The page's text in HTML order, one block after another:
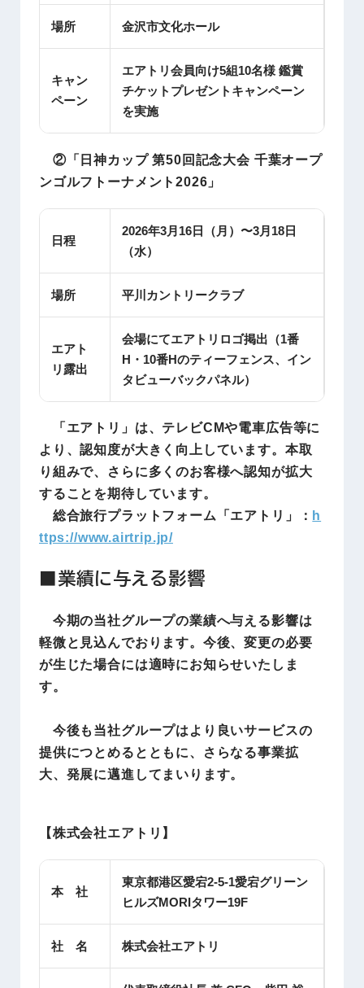
場所 金沢市文化ホール
キャン
ペーン
エアトリ会員向け5組10名様 鑑賞
チケットプレゼントキャンペーン
を実施
②「日神カップ 第50回記念大会 千葉オープ
ンゴルフトーナメント2026」
日程
2026年3月16日（月）〜3月18日
（水）
場所 平川カントリークラブ
エアト
リ露出
会場にてエアトリロゴ掲出（1番
H・10番Hのティーフェンス、イン
タビューバックパネル）
「エアトリ」は、テレビCMや電車広告等に
より、認知度が大きく向上しています。本取
り組みで、さらに多くのお客様へ認知が拡大
することを期待しています。
総合旅行プラットフォーム「エアトリ」： h
ttps://www.airtrip.jp/
■業績に与える影響
今期の当社グループの業績へ与える影響は
軽微と見込んでおります。今後、変更の必要
が生じた場合には適時にお知らせいたしま
す。
今後も当社グループはより良いサービスの
提供につとめるとともに、さらなる事業拡
大、発展に邁進してまいります。
【株式会社エアトリ】
本 社
東京都港区愛宕2-5-1愛宕グリーン
ヒルズMORIタワー19F
社 名 株式会社エアトリ